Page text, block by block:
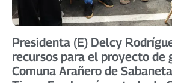
Presidenta (E) Delcy
recursos para el proyecto de
Comuna Arañero de